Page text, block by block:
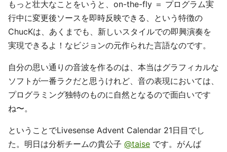
もっと壮大なことをいうと、on-the-fly ＝ プログラム実
行中に変更後ソースを即時反映できる、という特徴の
ChucKは、あくまでも、新しいスタイルでの即興演奏を
実現できるよ！なビジョンの元作られた言語なのです。
自分の思い通りの音波を作るのは、本当はグラフィカルな
ソフトが一番ラクだと思うけれど、音の表現においては、
プログラミング独特のものに自然となるので面白いです
ね〜。
ということでLivesense Advent Calendar 21日目でし
た。明日は分析チームの貴公子 @taise です。がんば